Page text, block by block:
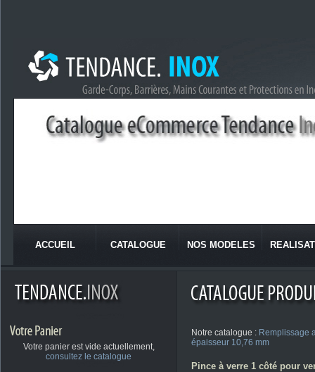
ACCUEIL CATALOGUE NOS MODELES
Votre panier est vide actuellement,
consultez le catalogue
Notre catalogue : Remplissage
épaisseur 10,76 mm
Pince à verre 1 côté pour